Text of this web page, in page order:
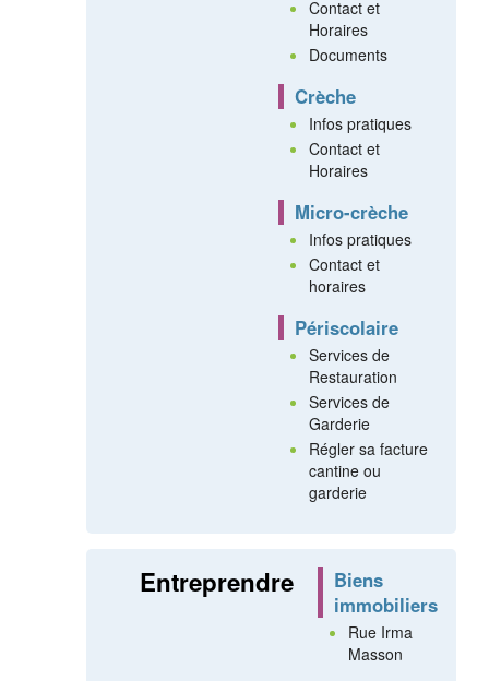
Contact et
Horaires
Documents
Crèche
Infos pratiques
Contact et
Horaires
Micro-crèche
Infos pratiques
Contact et
horaires
Périscolaire
Services de
Restauration
Services de
Garderie
Régler sa facture
cantine ou
garderie
Entreprendre
Biens
immobiliers
Rue Irma
Masson